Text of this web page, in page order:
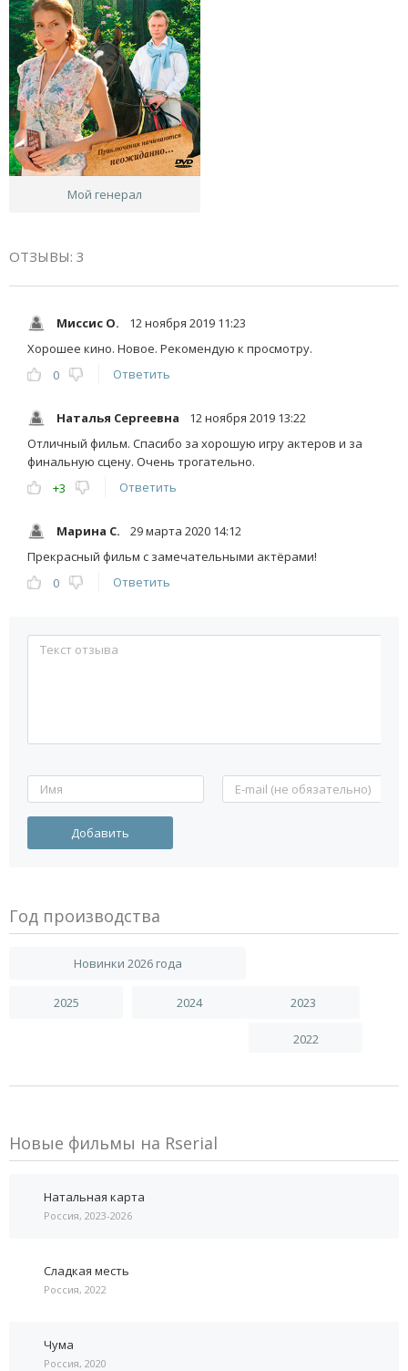
Мой генерал
ОТЗЫВЫ: 3
Миссис О.
12 ноября 2019 11:23
Хорошее кино. Новое. Рекомендую к просмотру.
0
Ответить
Наталья Сергеевна
12 ноября 2019 13:22
Отличный фильм. Спасибо за хорошую игру актеров и за
финальную сцену. Очень трогательно.
+3
Ответить
Марина С.
29 марта 2020 14:12
Прекрасный фильм с замечательными актёрами!
0
Ответить
Год производства
Новинки 2026 года
2025 2024 2023
2022
Новые фильмы на Rserial
Натальная карта
Россия, 2023-2026
Сладкая месть
Россия, 2022
Чума
Россия, 2020